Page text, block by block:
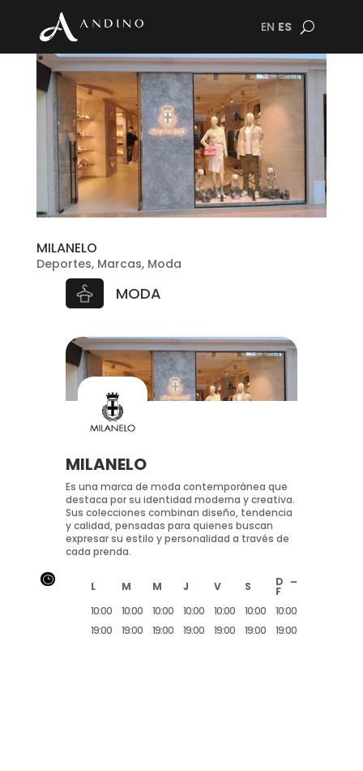
EN ES
MILANELO
Deportes, Marcas, Moda
MODA
MILANELO
Es una marca de moda contemporánea que
destaca por su identidad moderna y creativa.
Sus colecciones combinan diseño, tendencia
y calidad, pensadas para quienes buscan
expresar su estilo y personalidad a través de
cada prenda.
L M M J V S D –
F
10:00
19:00
10:00
19:00
10:00
19:00
10:00
19:00
10:00
19:00
10:00
19:00
10:00
19:00
}